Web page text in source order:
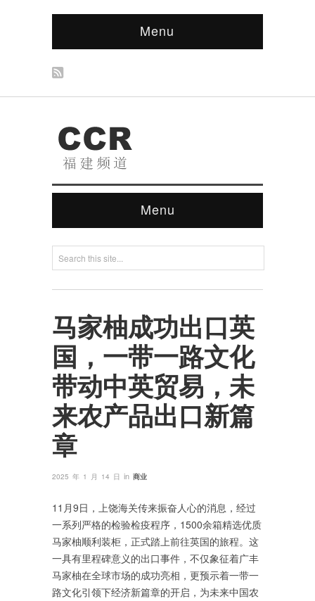
Menu
Menu
马家柚成功出口英
国，一带一路文化
带动中英贸易，未
来农产品出口新篇
章
2025 年 1 月 14 日 in 商业
11月9日，上饶海关传来振奋人心的消息，经过
一系列严格的检验检疫程序，1500余箱精选优质
马家柚顺利装柜，正式踏上前往英国的旅程。这
一具有里程碑意义的出口事件，不仅象征着广丰
马家柚在全球市场的成功亮相，更预示着一带一
路文化引领下经济新篇章的开启，为未来中国农